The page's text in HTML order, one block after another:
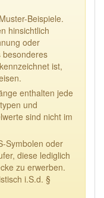
Beispiele.
hinsichtlich
oder
besonderes
ist,
enthalten jede
und
sind nicht im
Symbolen oder
diese lediglich
zu erwerben.
i.S.d. §